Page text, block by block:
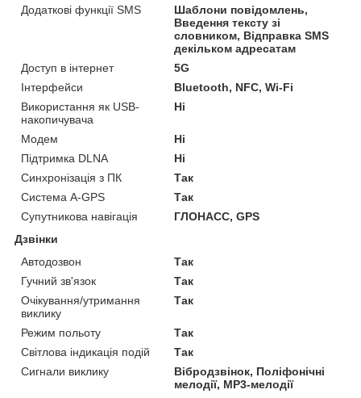
Додаткові функції SMS
Шаблони повідомлень,
Введення тексту зі
словником, Відправка SMS
декільком адресатам
Доступ в інтернет
5G
Інтерфейси
Bluetooth, NFC, Wi-Fi
Використання як USB-
накопичувача
Ні
Модем
Ні
Підтримка DLNA
Ні
Синхронізація з ПК
Так
Система A-GPS
Так
Супутникова навігація
ГЛОНАСС, GPS
Дзвінки
Автодозвон
Так
Гучний зв'язок
Так
Очікування/утримання
виклику
Так
Режим польоту
Так
Світлова індикація подій
Так
Сигнали виклику
Вібродзвінок, Поліфонічні
мелодії, MP3-мелодії